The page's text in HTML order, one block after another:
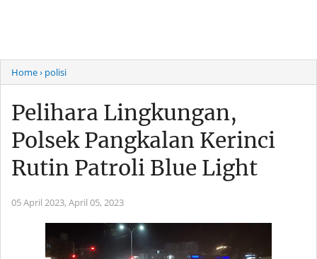
Home› polisi
Pelihara Lingkungan,
Polsek Pangkalan Kerinci
Rutin Patroli Blue Light
05 April 2023, April 05, 2023